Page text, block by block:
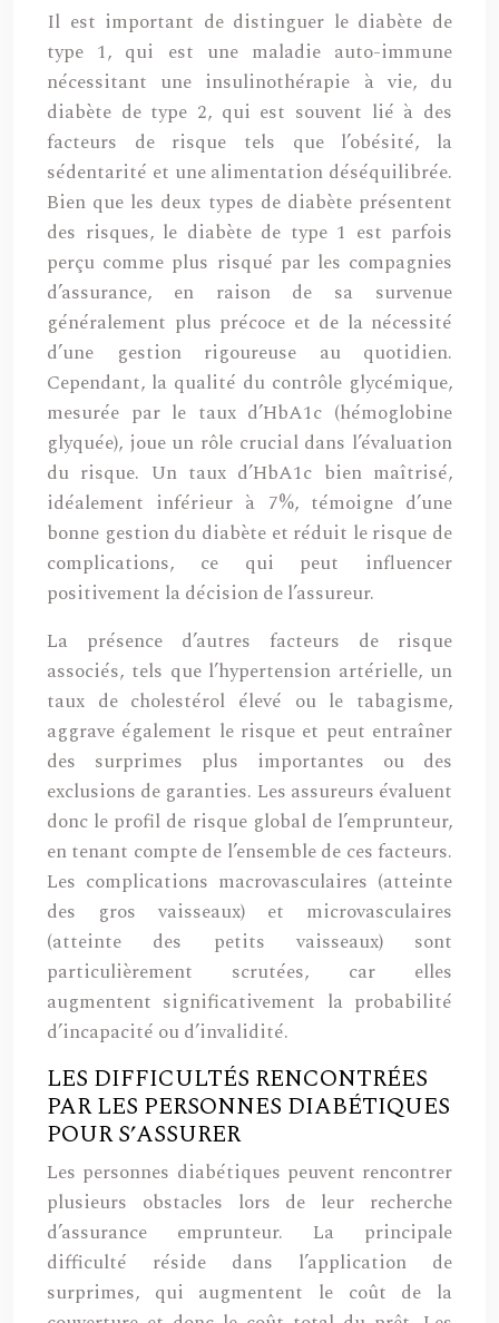
Il est important de distinguer le diabète de
type 1, qui est une maladie auto-immune
nécessitant une insulinothérapie à vie, du
diabète de type 2, qui est souvent lié à des
facteurs de risque tels que l’obésité, la
sédentarité et une alimentation déséquilibrée.
Bien que les deux types de diabète présentent
des risques, le diabète de type 1 est parfois
perçu comme plus risqué par les compagnies
d’assurance, en raison de sa survenue
généralement plus précoce et de la nécessité
d’une gestion rigoureuse au quotidien.
Cependant, la qualité du contrôle glycémique,
mesurée par le taux d’HbA1c (hémoglobine
glyquée), joue un rôle crucial dans l’évaluation
du risque. Un taux d’HbA1c bien maîtrisé,
idéalement inférieur à 7%, témoigne d’une
bonne gestion du diabète et réduit le risque de
complications, ce qui peut influencer
positivement la décision de l’assureur.
La présence d’autres facteurs de risque
associés, tels que l’hypertension artérielle, un
taux de cholestérol élevé ou le tabagisme,
aggrave également le risque et peut entraîner
des surprimes plus importantes ou des
exclusions de garanties. Les assureurs évaluent
donc le profil de risque global de l’emprunteur,
en tenant compte de l’ensemble de ces facteurs.
Les complications macrovasculaires (atteinte
des gros vaisseaux) et microvasculaires
(atteinte des petits vaisseaux) sont
particulièrement scrutées, car elles
augmentent significativement la probabilité
d’incapacité ou d’invalidité.
LES DIFFICULTÉS RENCONTRÉES
PAR LES PERSONNES DIABÉTIQUES
POUR S’ASSURER
Les personnes diabétiques peuvent rencontrer
plusieurs obstacles lors de leur recherche
d’assurance emprunteur. La principale
difficulté réside dans l’application de
surprimes, qui augmentent le coût de la